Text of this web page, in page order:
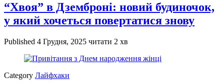
“Хвоя” в Дземброні: новий будиночок,
у який хочеться повертатися знову
Published 4 Грудня, 2025 читати 2 хв
Category Лайфхаки